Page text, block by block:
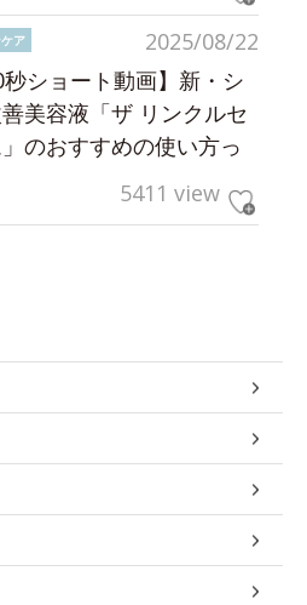
2025/08/22
ア
秒ショート動画】新・シ
美容液「ザ リンクルセ
のおすすめの使い方っ
5411 view